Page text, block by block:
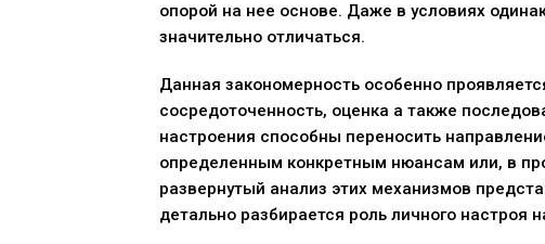
опорой на нее основе. Даже в условиях
значительно отличаться.
Данная закономерность особенно
сосредоточенность, оценка а также
настроения способны переносить
определенным конкретным нюансам или, в
развернутый анализ этих механизмов
детально разбирается роль личного